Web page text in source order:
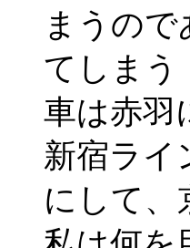
まうの
てしまう
車は赤羽
新宿ライ
にして